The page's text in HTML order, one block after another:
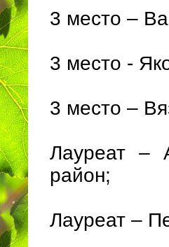
3 место –
3 место -
3 место –
Лауреат –
район;
Лауреат –